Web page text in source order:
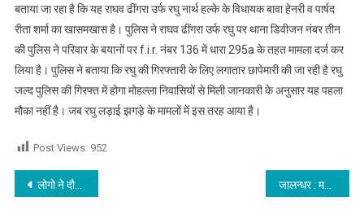
बताया जा रहा है कि यह राघव ढींगरा उर्फ रघु नार्थ हल्के के विधायक बावा हेनरी व पार्षद
रीता शर्मा का खासमखास है। पुलिस ने राघव ढींगरा उर्फ रघु पर थाना डिवीजन नंबर तीन
की पुलिस ने परिवार के बयानों पर f.i.r. नंबर 136 में धारा 295a के तहत मामला दर्ज कर
लिया है। पुलिस ने बताया कि रघु की गिरफ्तारी के लिए लगातार छापेमारी की जा रही है रघु
जल्द पुलिस की गिरफ्त में होगा मोहल्ला निवासियों से मिली जानकारी के अनुसार यह पहला
मौका नहीं है। जब रघु लड़ाई झगड़े के मामलों में इस तरह आया है।
Post Views: 952
Post navigation
लोगो ने दौड़ा-दौड़ा कर पीटा ‘आप’ का विधायक,देखें वीडियो जालन्धर : मशहूर Kulhad Pizza वाले पति पत्नी पर पुलिस ने लिया एक्शन